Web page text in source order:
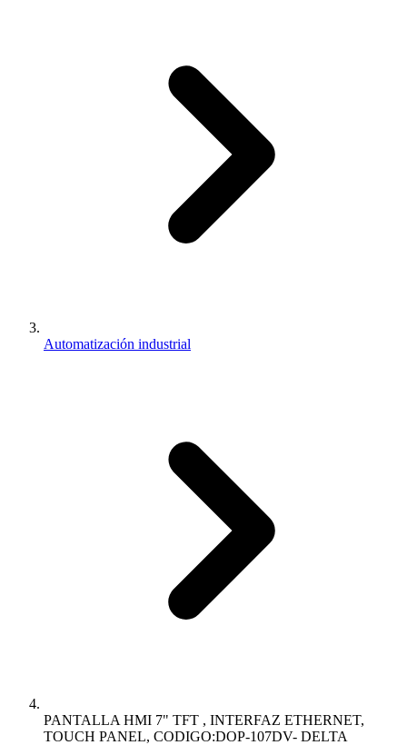
Automatización industrial
PANTALLA HMI 7" TFT , INTERFAZ ETHERNET,
TOUCH PANEL, CODIGO:DOP-107DV- DELTA